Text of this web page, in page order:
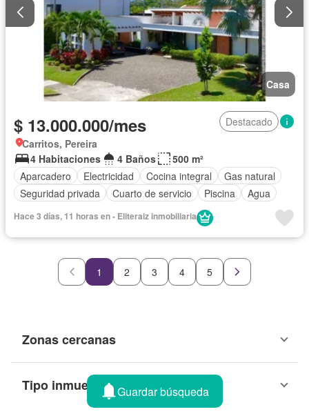
Casa
$ 13.000.000/mes
Destacado
Carritos, Pereira
4 Habitaciones
4 Baños
500 m²
Aparcadero
Electricidad Cocina integral
Gas natural
Seguridad privada
Cuarto de servicio Piscina Agua
Hace 3 días, 11 horas en - Eliteraiz inmobiliaria
1 2 3 4 5
Zonas cercanas
Tipo inmueble Guardar búsqueda